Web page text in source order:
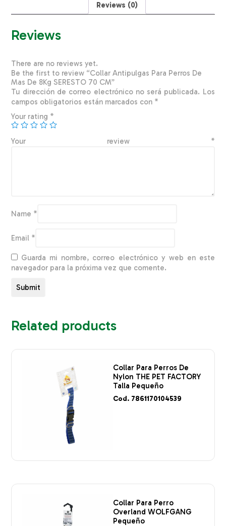
quantity
Reviews (0)
Reviews
There are no reviews yet.
Be the first to review “Collar Antipulgas Para Perros De
Mas De 8Kg SERESTO 70 CM”
Tu dirección de correo electrónico no será publicada. Los
campos obligatorios están marcados con *
Your rating *
Your review *
Name *
Email *
Guarda mi nombre, correo electrónico y web en este
navegador para la próxima vez que comente.
Related products
Collar Para Perros De
Nylon THE PET FACTORY
Talla Pequeño
Cod. 7861170104539
Collar Para Perro
Overland WOLFGANG
Pequeño